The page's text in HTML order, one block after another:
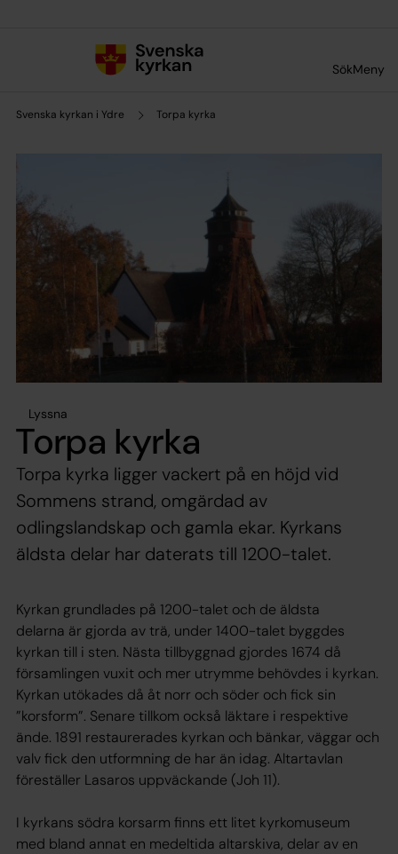
SökMeny
Svenska kyrkan i Ydre Torpa kyrka
Lyssna
Torpa kyrka
Torpa kyrka ligger vackert på en höjd vid
Sommens strand, omgärdad av
odlingslandskap och gamla ekar. Kyrkans
äldsta delar har daterats till 1200-talet.
Kyrkan grundlades på 1200-talet och de äldsta
delarna är gjorda av trä, under 1400-talet byggdes
kyrkan till i sten. Nästa tillbyggnad gjordes 1674 då
församlingen vuxit och mer utrymme behövdes i kyrkan.
Kyrkan utökades då åt norr och söder och fick sin
”korsform”. Senare tillkom också läktare i respektive
ände. 1891 restaurerades kyrkan och bänkar, väggar och
valv fick den utformning de har än idag. Altartavlan
föreställer Lasaros uppväckande (Joh 11).
I kyrkans södra korsarm finns ett litet kyrkomuseum
med bland annat en medeltida altarskiva, delar av en